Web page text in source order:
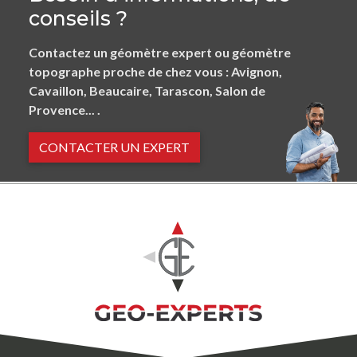
conseils ?
Contactez un géomètre expert ou géomètre
topographe proche de chez vous : Avignon,
Cavaillon, Beaucaire, Tarascon, Salon de
Provence... .
CONTACTER UN EXPERT